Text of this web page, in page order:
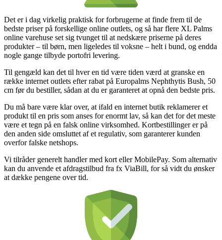
Det er i dag virkelig praktisk for forbrugerne at finde frem til de
bedste priser på forskellige online outlets, og så har flere XL Palms
online varehuse set sig tvunget til at nedskære priserne på deres
produkter – til børn, men ligeledes til voksne – helt i bund, og endda
nogle gange tilbyde portofri levering.
Til gengæld kan det til hver en tid være tiden værd at granske en
række internet outlets efter rabat på Europalms Nephthytis Bush, 50
cm før du bestiller, sådan at du er garanteret at opnå den bedste pris.
Du må bare være klar over, at ifald en internet butik reklamerer et
produkt til en pris som anses for enormt lav, så kan det for det meste
være et tegn på en falsk online virksomhed. Kortbestillinger er på
den anden side omsluttet af et regulativ, som garanterer kunden
overfor falske netshops.
Vi tilråder generelt handler med kort eller MobilePay. Som alternativ
kan du anvende et afdragstilbud fra fx ViaBill, for så vidt du ønsker
at dække pengene over tid.